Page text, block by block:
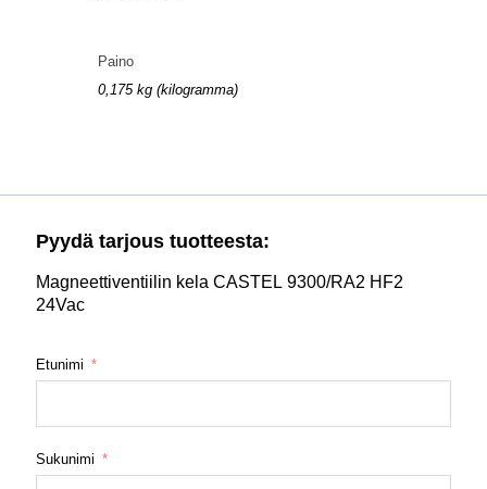
Paino
0,175 kg (kilogramma)
Pyydä tarjous tuotteesta:
Magneettiventiilin kela CASTEL 9300/RA2 HF2
24Vac
Etunimi
Sukunimi